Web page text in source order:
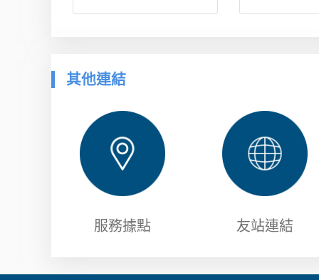
其他連結
服務據點 友站連結